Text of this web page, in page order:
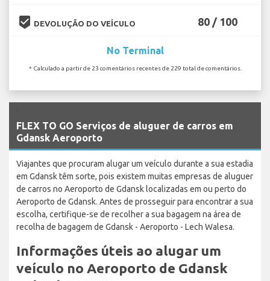
beenhere DEVOLUÇÃO DO VEÍCULO 80 / 100
No Terminal
* Calculado a partir de 23 comentários recentes de 229 total de comentários.
FLEX TO GO Serviços de aluguer de carros em
Gdansk Aeroporto
Viajantes que procuram alugar um veículo durante a sua estadia
em Gdansk têm sorte, pois existem muitas empresas de aluguer
de carros no Aeroporto de Gdansk localizadas em ou perto do
Aeroporto de Gdansk. Antes de prosseguir para encontrar a sua
escolha, certifique-se de recolher a sua bagagem na área de
recolha de bagagem de Gdansk - Aeroporto - Lech Walesa.
Informações úteis ao alugar um
veículo no Aeroporto de Gdansk